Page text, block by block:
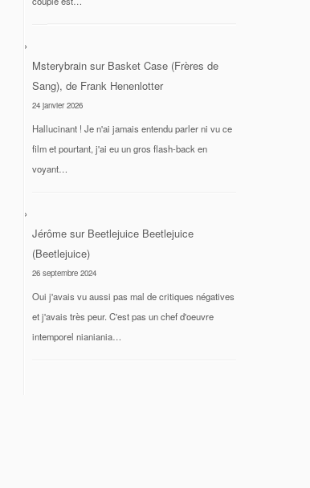
Msterybrain sur Basket Case (Frères de
Sang), de Frank Henenlotter
24 janvier 2026
Hallucinant ! Je n'ai jamais entendu parler ni vu ce
film et pourtant, j'ai eu un gros flash-back en
voyant…
Jérôme sur Beetlejuice Beetlejuice
(Beetlejuice)
26 septembre 2024
Oui j'avais vu aussi pas mal de critiques négatives
et j'avais très peur. C'est pas un chef d'oeuvre
intemporel nianiania…